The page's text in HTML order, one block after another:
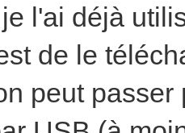
l'ai déjà
de le
peut